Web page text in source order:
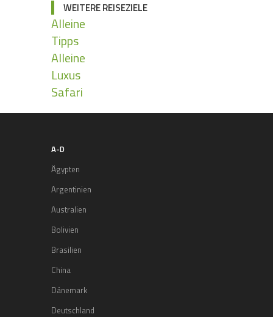
WEITERE REISEZIELE
Alleine
Tipps
Alleine
Luxus
Safari
A-D
Ägypten
Argentinien
Australien
Bolivien
Brasilien
China
Dänemark
Deutschland